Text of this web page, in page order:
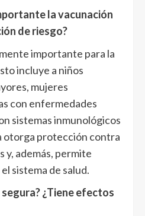
la vacunación
de riesgo?
importante para la
incluye a niños
mujeres
con enfermedades
sistemas inmunológicos
otorga protección contra
y, además, permite
sistema de salud.
segura? ¿Tiene efectos